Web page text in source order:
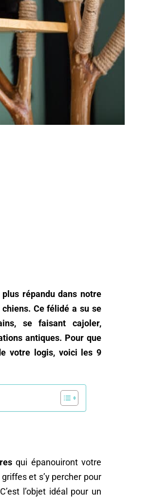
répandu dans notre
Ce félidé a su se
se faisant cajoler,
antiques. Pour que
votre logis, voici les 9
qui épanouiront votre
et s’y percher pour
l’objet idéal pour un